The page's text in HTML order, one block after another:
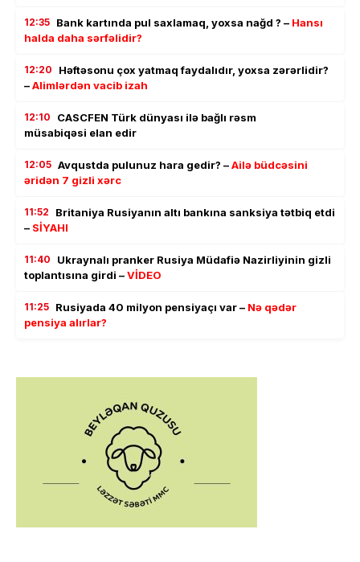
12:35 Bank kartında pul saxlamaq, yoxsa nağd ? – Hansı
halda daha sərfəlidir?
12:20
Həftəsonu çox yatmaq faydalıdır, yoxsa zərərlidir?
–Alimlərdən vacib izah
12:10
CASCFEN Türk dünyası ilə bağlı rəsm
müsabiqəsi elan edir
12:05 Avqustda pulunuz hara gedir? –Ailə büdcəsini
əridən 7 gizli xərc
11:52
Britaniya Rusiyanın altı bankına sanksiya tətbiq etdi
– SİYAHI
11:40
Ukraynalı pranker Rusiya Müdafiə Nazirliyinin gizli
toplantısına girdi –VİDEO
11:25 Rusiyada 40 milyon pensiyaçı var – Nə qədər
pensiya alırlar?